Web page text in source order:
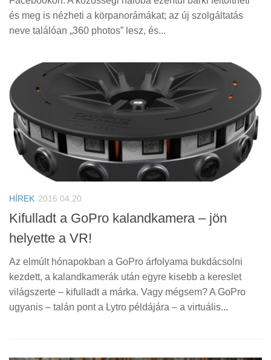
és meg is nézheti a körpanorámákat; az új szolgáltatás
neve találóan „360 photos” lesz, és...
HÍREK 2016.04.20
Kifulladt a GoPro kalandkamera – jön
helyette a VR!
Az elmúlt hónapokban a GoPro árfolyama bukdácsolni
kezdett, a kalandkamerák után egyre kisebb a kereslet
világszerte – kifulladt a márka. Vagy mégsem? A GoPro
ugyanis – talán pont a Lytro példájára – a virtuális...